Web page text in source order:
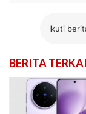
Ikuti
BERITA